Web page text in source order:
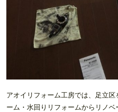
アオイリフォーム工房では、足立
ーム・水回りリフォームからリノ